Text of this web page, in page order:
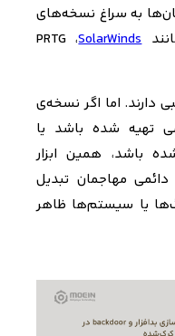
به سراغ نسخه‌های
SolarWinds، PRTG
دارند. اما اگر نسخه‌ی
تهیه شده باشد یا
باشد، همین ابزار
دائمی مهاجمان تبدیل
یا سیستم‌ها ظاهر